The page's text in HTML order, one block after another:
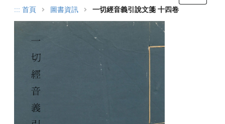
::: 首頁 圖書資訊 一切經音義引說文箋 十四卷